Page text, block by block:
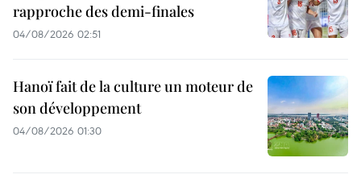
rapproche des demi-finales
04/08/2026 02:51
Hanoï fait de la culture un moteur de
son développement
04/08/2026 01:30